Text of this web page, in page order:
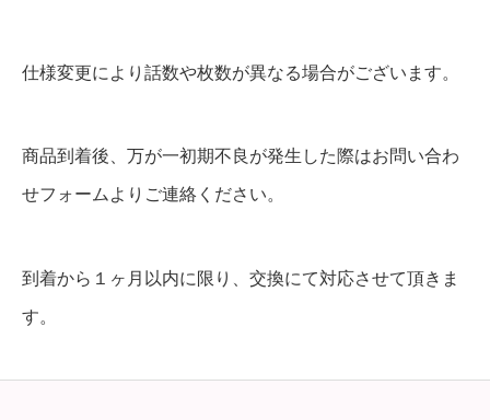
仕様変更により話数や枚数が異なる場合がございます。
商品到着後、万が一初期不良が発生した際はお問い合わ
せフォームよりご連絡ください。
到着から１ヶ月以内に限り、交換にて対応させて頂きま
す。